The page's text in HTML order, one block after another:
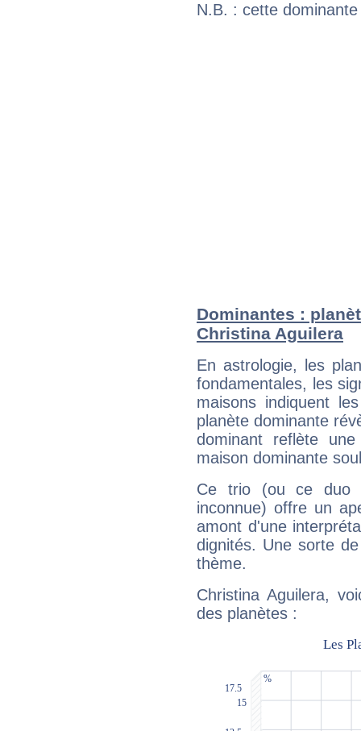
N.B. : cette
Dominantes :
Christina Aguilera
En astrologie, les
fondamentales, les
maisons indiquent
planète dominante
dominant reflète
maison dominante
Ce trio (ou ce duo
inconnue) offre un
amont d'une
dignités. Une sorte
thème.
Christina Aguilera,
des planètes :